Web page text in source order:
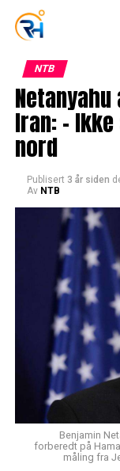
NTB
Iran: –
nord
Publisert 3 år siden
Av NTB
Benjamin
forberedt på
måling fra